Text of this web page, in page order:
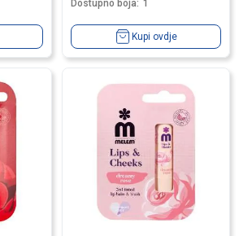
Dostupno boja: 1
Kupi ovdje